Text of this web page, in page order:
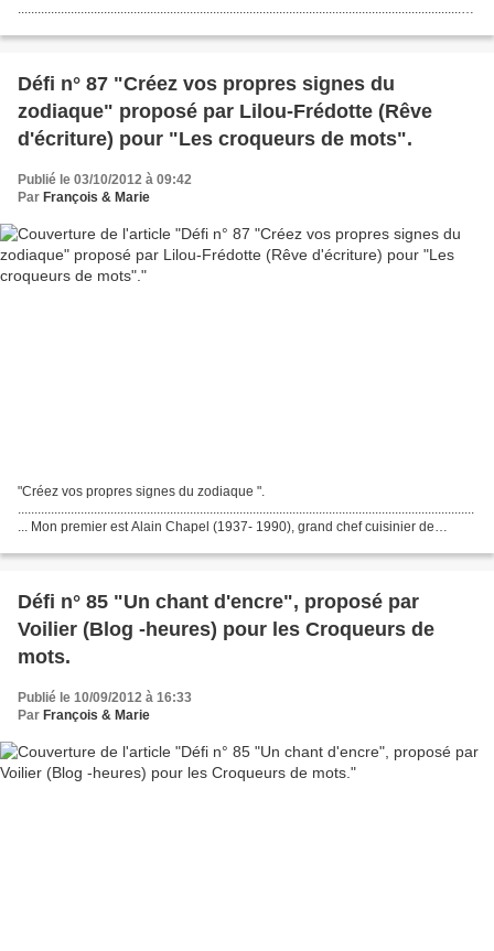
Défi n° 87 "Créez vos propres signes du
zodiaque" proposé par Lilou-Frédotte (Rêve
d'écriture) pour "Les croqueurs de mots".
Publié le 03/10/2012 à 09:42
Par François & Marie
"Créez vos propres signes du zodiaque ".
..........................................................................................................................................
... Mon premier est Alain Chapel (1937- 1990), grand chef cuisinier de
Défi n° 85 "Un chant d'encre", proposé par
Voilier (Blog -heures) pour les Croqueurs de
mots.
Publié le 10/09/2012 à 16:33
Par François & Marie